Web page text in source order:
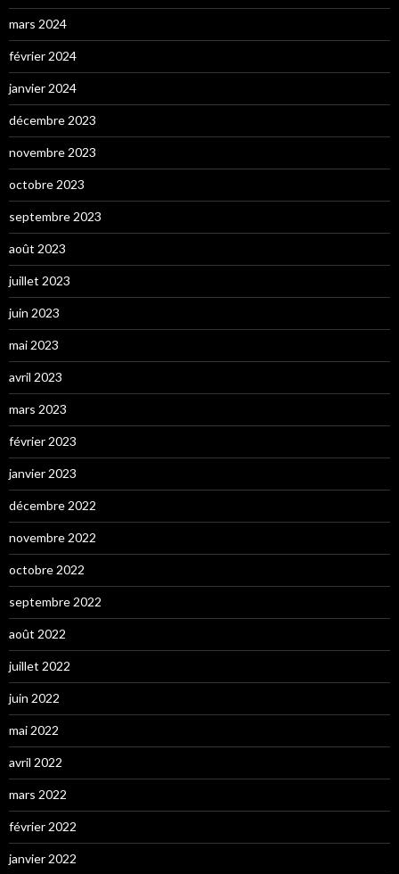
mars 2024
février 2024
janvier 2024
décembre 2023
novembre 2023
octobre 2023
septembre 2023
août 2023
juillet 2023
juin 2023
mai 2023
avril 2023
mars 2023
février 2023
janvier 2023
décembre 2022
novembre 2022
octobre 2022
septembre 2022
août 2022
juillet 2022
juin 2022
mai 2022
avril 2022
mars 2022
février 2022
janvier 2022